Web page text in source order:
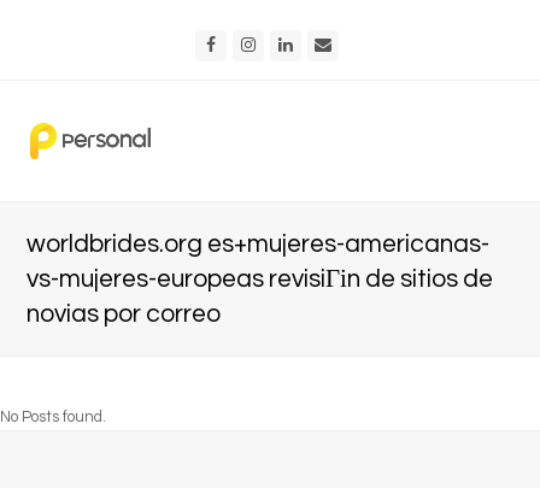
FacebookInstagram
LinkedIn
worldbrides.org es+mujeres-americanas-
vs-mujeres-europeas revisiГіn de sitios de
novias por correo
No Posts found.